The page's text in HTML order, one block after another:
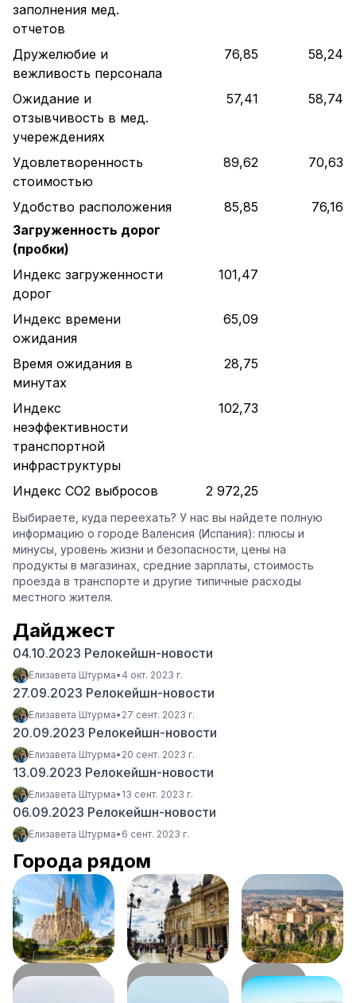
заполнения мед.
отчетов
Дружелюбие и
вежливость персонала
76,85 58,24
Ожидание и
отзывчивость в мед.
учереждениях
57,41 58,74
Удовлетворенность
стоимостью
89,62 70,63
Удобство расположения 85,85
76,16
Загруженность дорог
(пробки)
Индекс загруженности
дорог
101,47
Индекс времени
ожидания
65,09
Время ожидания в
минутах
28,75
Индекс
неэффективности
транспортной
инфраструктуры
102,73
Индекс CO2 выбросов 2 972,25
Выбираете, куда переехать? У нас вы найдете полную
информацию о городе Валенсия (Испания): плюсы и
минусы, уровень жизни и безопасности, цены на
продукты в магазинах, средние зарплаты, стоимость
проезда в транспорте и другие типичные расходы
местного жителя.
Дайджест
04.10.2023 Релокейшн-новости
Елизавета Штурма• 4 окт. 2023 г.
27.09.2023 Релокейшн-новости
Елизавета Штурма• 27 сент. 2023 г.
20.09.2023 Релокейшн-новости
Елизавета Штурма• 20 сент. 2023 г.
13.09.2023 Релокейшн-новости
Елизавета Штурма• 13 сент. 2023 г.
06.09.2023 Релокейшн-новости
Елизавета Штурма• 6 сент. 2023 г.
Города рядом
Куэнка
1898 км